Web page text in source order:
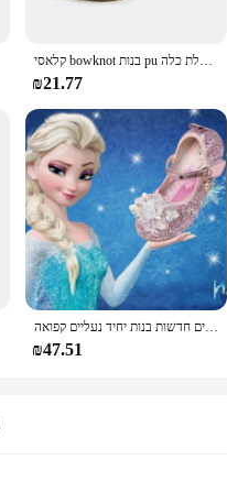
קלאסי bowknot בנות pu מסיבת ריקודים נעלי ילדים 3-14 שנים נסיכה הצג עקבים גבוהים ילדים שמלת כלה
₪21.77
נעלי קריסטל נשים חדשות בנות יחיד נעליים קפואה aisha סופיה rhink נעלי מסיבות נעלי מופע נעלי מסיבות גודל 22-36
₪47.51